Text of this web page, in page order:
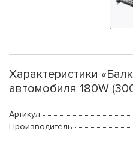
Характеристики
автомобиля 180W
Артикул
Производитель